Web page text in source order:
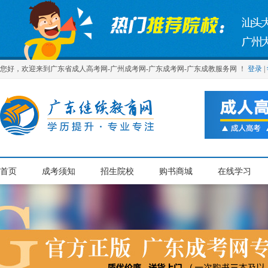
您好，欢迎来到广东省成人高考网-广州成考网-广东成考网-广东成教服务网 ！ 登录
首页 成考须知 招生院校 购书商城 在线学习